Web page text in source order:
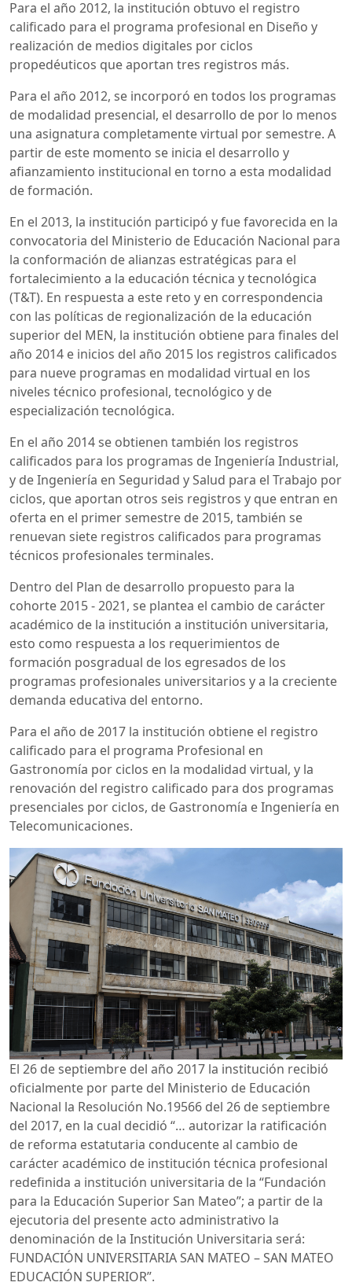
Para el año 2012, la institución obtuvo el registro
calificado para el programa profesional en Diseño y
realización de medios digitales por ciclos
propedéuticos que aportan tres registros más.
Para el año 2012, se incorporó en todos los programas
de modalidad presencial, el desarrollo de por lo menos
una asignatura completamente virtual por semestre. A
partir de este momento se inicia el desarrollo y
afianzamiento institucional en torno a esta modalidad
de formación.
En el 2013, la institución participó y fue favorecida en la
convocatoria del Ministerio de Educación Nacional para
la conformación de alianzas estratégicas para el
fortalecimiento a la educación técnica y tecnológica
(T&T). En respuesta a este reto y en correspondencia
con las políticas de regionalización de la educación
superior del MEN, la institución obtiene para finales del
año 2014 e inicios del año 2015 los registros calificados
para nueve programas en modalidad virtual en los
niveles técnico profesional, tecnológico y de
especialización tecnológica.
En el año 2014 se obtienen también los registros
calificados para los programas de Ingeniería Industrial,
y de Ingeniería en Seguridad y Salud para el Trabajo por
ciclos, que aportan otros seis registros y que entran en
oferta en el primer semestre de 2015, también se
renuevan siete registros calificados para programas
técnicos profesionales terminales.
Dentro del Plan de desarrollo propuesto para la
cohorte 2015 - 2021, se plantea el cambio de carácter
académico de la institución a institución universitaria,
esto como respuesta a los requerimientos de
formación posgradual de los egresados de los
programas profesionales universitarios y a la creciente
demanda educativa del entorno.
Para el año de 2017 la institución obtiene el registro
calificado para el programa Profesional en
Gastronomía por ciclos en la modalidad virtual, y la
renovación del registro calificado para dos programas
presenciales por ciclos, de Gastronomía e Ingeniería en
Telecomunicaciones.
El 26 de septiembre del año 2017 la institución recibió
oficialmente por parte del Ministerio de Educación
Nacional la Resolución No.19566 del 26 de septiembre
del 2017, en la cual decidió “… autorizar la ratificación
de reforma estatutaria conducente al cambio de
carácter académico de institución técnica profesional
redefinida a institución universitaria de la “Fundación
para la Educación Superior San Mateo”; a partir de la
ejecutoria del presente acto administrativo la
denominación de la Institución Universitaria será:
FUNDACIÓN UNIVERSITARIA SAN MATEO – SAN MATEO
EDUCACIÓN SUPERIOR”.